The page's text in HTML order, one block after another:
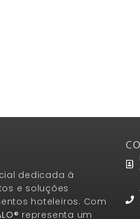
dedicada à
e soluções
hoteleiros. Com
representa um